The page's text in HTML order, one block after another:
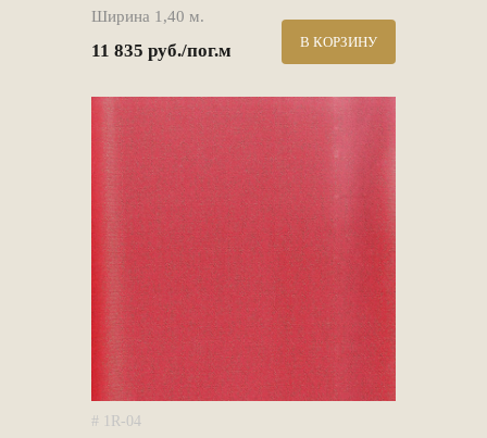
Ширина 1,40 м.
11 835 руб./пог.м В КОРЗИНУ
# 1R-04